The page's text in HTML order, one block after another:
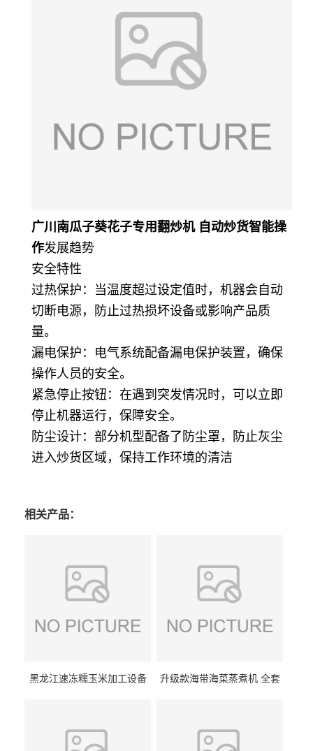
广川南瓜子葵花子专用翻炒机 自动炒货智能操
作发展趋势
安全特性
过热保护：当温度超过设定值时，机器会自动
切断电源，防止过热损坏设备或影响产品质
量。
漏电保护：电气系统配备漏电保护装置，确保
操作人员的安全。
紧急停止按钮：在遇到突发情况时，可以立即
停止机器运行，保障安全。
防尘设计：部分机型配备了防尘罩，防止灰尘
进入炒货区域，保持工作环境的清洁
相关产品：
黑龙江速冻糯玉米加工设备
升级款海带海菜蒸煮机 全套